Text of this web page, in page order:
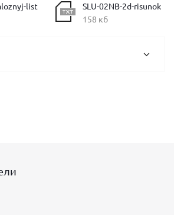
list
SLU-02NB-2d-risunok
158 кб